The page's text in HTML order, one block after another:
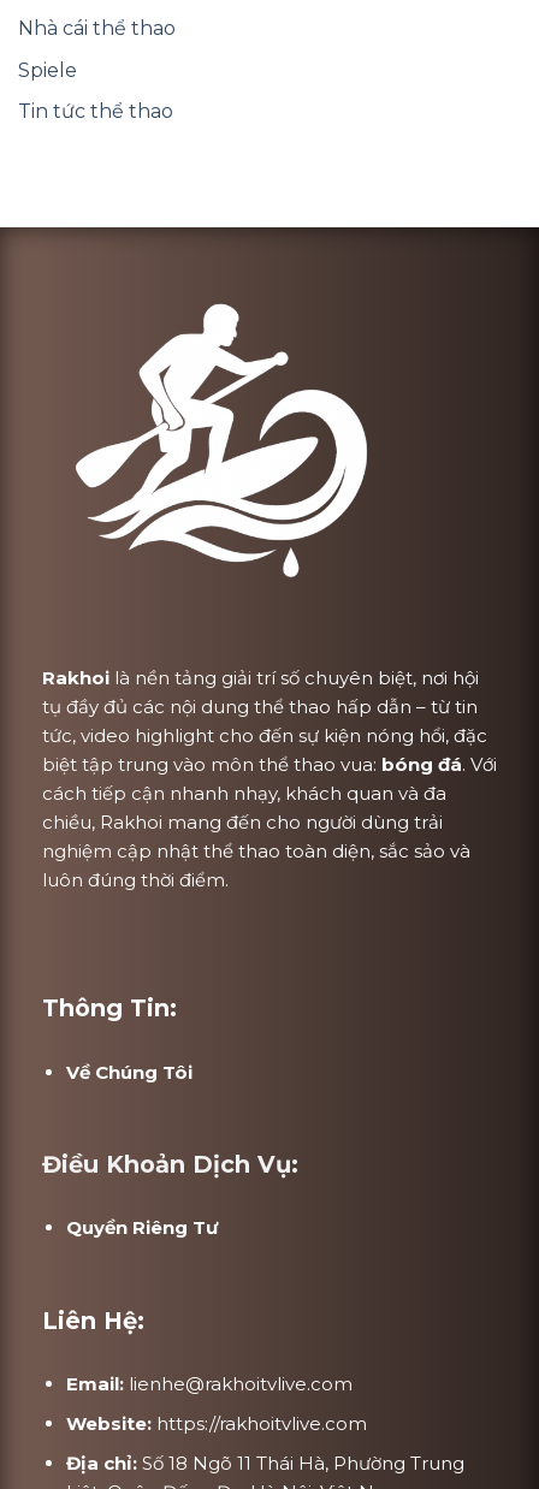
Nhà cái thể thao
Spiele
Tin tức thể thao
Rakhoi là nền tảng giải trí số chuyên biệt, nơi hội
tụ đầy đủ các nội dung thể thao hấp dẫn – từ tin
tức, video highlight cho đến sự kiện nóng hổi, đặc
biệt tập trung vào môn thể thao vua: bóng đá. Với
cách tiếp cận nhanh nhạy, khách quan và đa
chiều, Rakhoi mang đến cho người dùng trải
nghiệm cập nhật thể thao toàn diện, sắc sảo và
luôn đúng thời điểm.
Thông Tin:
Về Chúng Tôi
Điều Khoản Dịch Vụ:
Quyền Riêng Tư
Liên Hệ:
Email: lienhe@rakhoitvlive.com
Website: https://rakhoitvlive.com
Địa chỉ: Số 18 Ngõ 11 Thái Hà, Phường Trung